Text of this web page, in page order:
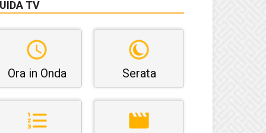
TV
Ora in Onda Serata